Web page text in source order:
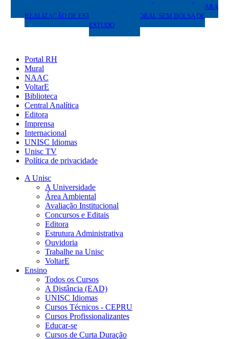
EDITAL PARA ABERTURA DE INSCRIÇÕES E SELEÇÃO PARA
REALIZAÇÃO DE ESTÁGIO PÓS-DOUTORAL SEM BOLSA DE
ESTUDO
Portal RH
Mural
NAAC
VoltarE
Biblioteca
Central Analítica
Editora
Imprensa
Internacional
UNISC Idiomas
Unisc TV
Política de privacidade
A Unisc
A Universidade
Área Ambiental
Avaliação Institucional
Concursos e Editais
Editora
Estrutura Administrativa
Ouvidoria
Trabalhe na Unisc
VoltarE
Ensino
Todos os Cursos
A Distância (EAD)
UNISC Idiomas
Cursos Técnicos - CEPRU
Cursos Profissionalizantes
Educar-se
Cursos de Curta Duração